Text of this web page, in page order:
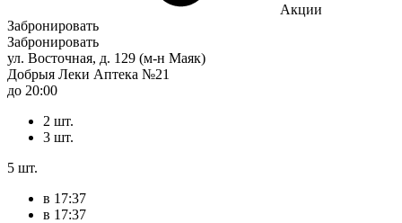
Акции
Забронировать
Забронировать
ул. Восточная, д. 129 (м-н Маяк)
Добрыя Леки Аптека №21
до 20:00
2 шт.
3 шт.
5 шт.
в 17:37
в 17:37